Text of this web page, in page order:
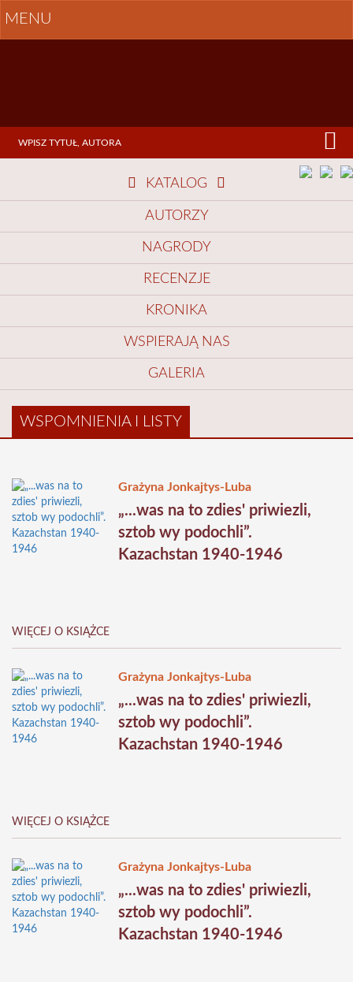
MENU
KATALOG
AUTORZY
NAGRODY
RECENZJE
KRONIKA
WSPIERAJĄ NAS
GALERIA
WSPOMNIENIA I LISTY
Grażyna Jonkajtys-Luba
„...was na to zdies' priwiezli,
sztob wy podochli”.
Kazachstan 1940-1946
WIĘCEJ O KSIĄŻCE
Grażyna Jonkajtys-Luba
„...was na to zdies' priwiezli,
sztob wy podochli”.
Kazachstan 1940-1946
WIĘCEJ O KSIĄŻCE
Grażyna Jonkajtys-Luba
„...was na to zdies' priwiezli,
sztob wy podochli”.
Kazachstan 1940-1946